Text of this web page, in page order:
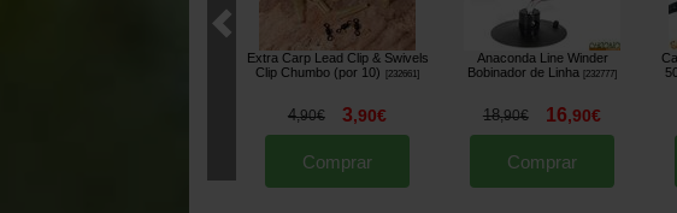
Extra Carp Lead Clip & Swivels
Clip Chumbo (por 10)
232661]
4,90€ 3,90€
Comprar
Anaconda Line Winder
Bobinador de Linha [232777]
18,90€ 16,90€
Comprar